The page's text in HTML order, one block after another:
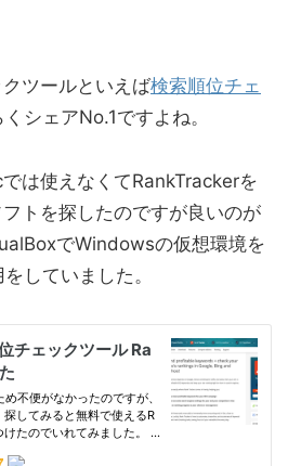
ツールといえば検索順位チェ
シェアNo.1ですよね。
は使えなくてRankTrackerを
トを探したのですが良いのが
でWindowsの仮想環境を
していました。